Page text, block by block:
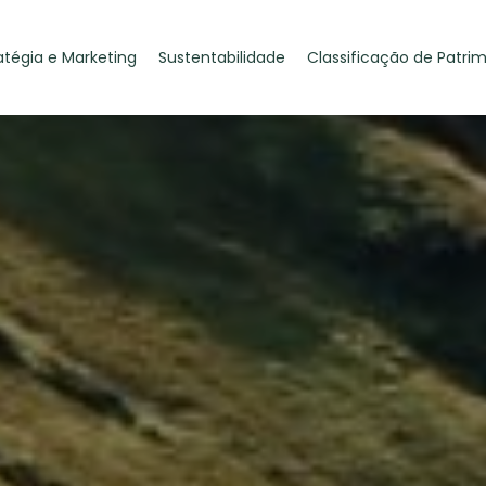
e Marketing Sustentabilidade Classificação de